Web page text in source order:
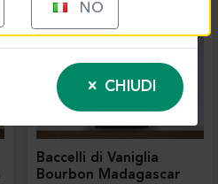
Baccelli di Vaniglia
Bourbon Madagascar
CHIUDI
NO